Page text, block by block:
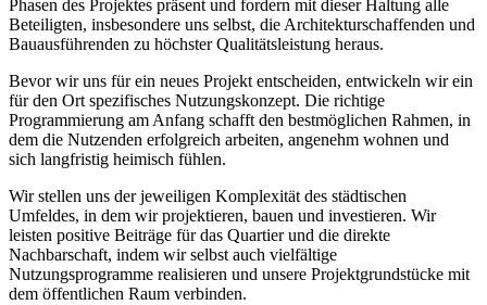
Phasen des Projektes präsent und fordern mit dieser Haltung alle
Beteiligten, insbesondere uns selbst, die Architekturschaffenden und
Bauausführenden zu höchster Qualitätsleistung heraus.
Bevor wir uns für ein neues Projekt entscheiden, entwickeln wir ein
für den Ort spezifisches Nutzungskonzept. Die richtige
Programmierung am Anfang schafft den bestmöglichen Rahmen, in
dem die Nutzenden erfolgreich arbeiten, angenehm wohnen und
sich langfristig heimisch fühlen.
Wir stellen uns der jeweiligen Komplexität des städtischen
Umfeldes, in dem wir projektieren, bauen und investieren. Wir
leisten positive Beiträge für das Quartier und die direkte
Nachbarschaft, indem wir selbst auch vielfältige
Nutzungsprogramme realisieren und unsere Projektgrundstücke mit
dem öffentlichen Raum verbinden.